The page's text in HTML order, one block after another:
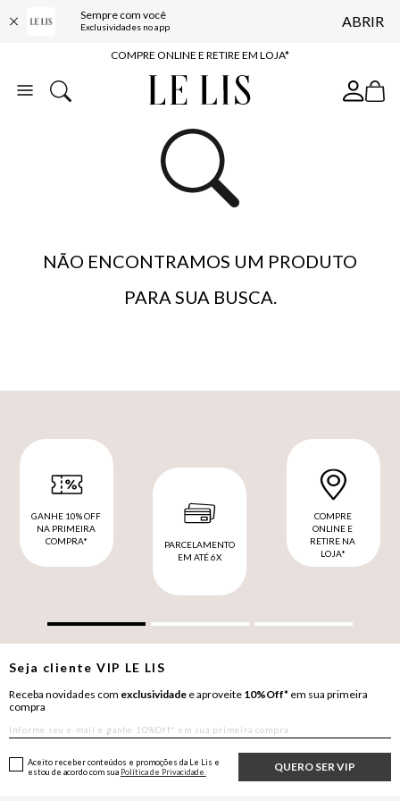
Sempre com você
Exclusividades no app ABRIR
10% OFF NA PRIMEIRA COMPRA*
COMPRE ONLINE E RETIRE EM LOJA*
ENTREGA EXPRESSA*
BAIXE O APP
10% OFF NA PRIMEIRA COMPRA*
NÃO ENCONTRAMOS UM PRODUTO
PARA SUA BUSCA.
GANHE 10% OFF
NA PRIMEIRA
COMPRA*
PARCELAMENTO
EM ATÉ 6X
COMPRE
ONLINE E
RETIRE NA
LOJA*
Seja clienteVIP LE LIS
Receba novidades com exclusividade e aproveite 10%Off* em sua primeira
compra
QUERO SER VIP
Aceito receber conteúdos e promoções da Le Lis e
estou de acordo com sua Política de Privacidade.